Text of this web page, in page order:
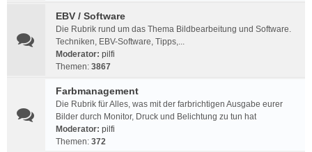
EBV / Software
Die Rubrik rund um das Thema Bildbearbeitung und Software.
Techniken, EBV-Software, Tipps,...
Moderator: pilfi
Themen: 3867
Farbmanagement
Die Rubrik für Alles, was mit der farbrichtigen Ausgabe eurer
Bilder durch Monitor, Druck und Belichtung zu tun hat
Moderator: pilfi
Themen: 372